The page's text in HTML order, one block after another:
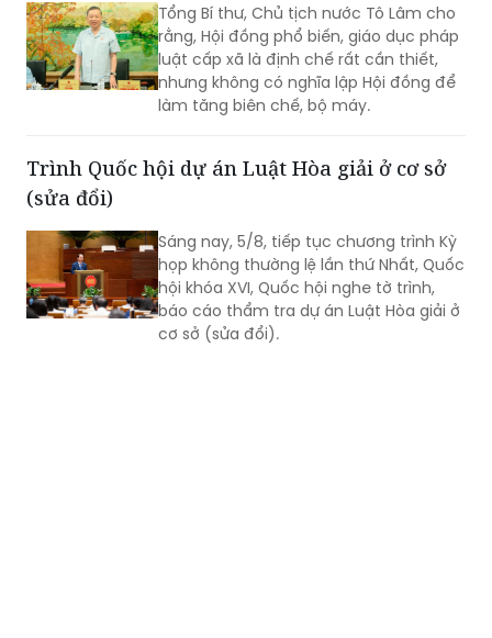
Tổng Bí thư, Chủ tịch nước Tô Lâm cho
rằng, Hội đồng phổ biến, giáo dục pháp
luật cấp xã là định chế rất cần thiết,
nhưng không có nghĩa lập Hội đồng để
làm tăng biên chế, bộ máy.
Trình Quốc hội dự án Luật Hòa giải ở cơ sở
(sửa đổi)
Sáng nay, 5/8, tiếp tục chương trình Kỳ
họp không thường lệ lần thứ Nhất, Quốc
hội khóa XVI, Quốc hội nghe tờ trình,
báo cáo thẩm tra dự án Luật Hòa giải ở
cơ sở (sửa đổi).